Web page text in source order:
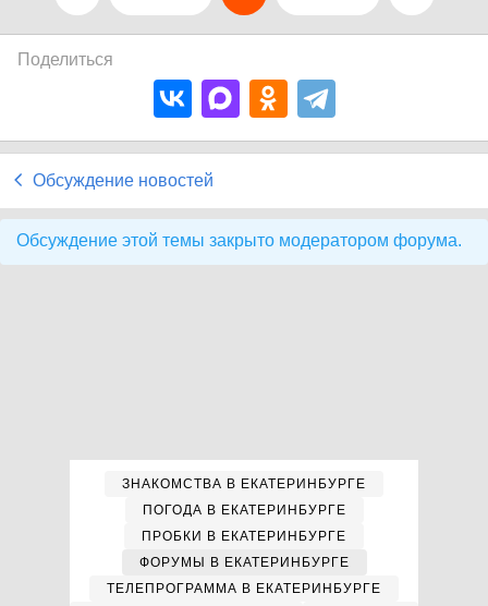
Поделиться
Обсуждение новостей
Обсуждение этой темы закрыто модератором форума.
ЗНАКОМСТВА В ЕКАТЕРИНБУРГЕ
ПОГОДА В ЕКАТЕРИНБУРГЕ
ПРОБКИ В ЕКАТЕРИНБУРГЕ
ФОРУМЫ В ЕКАТЕРИНБУРГЕ
ТЕЛЕПРОГРАММА В ЕКАТЕРИНБУРГЕ